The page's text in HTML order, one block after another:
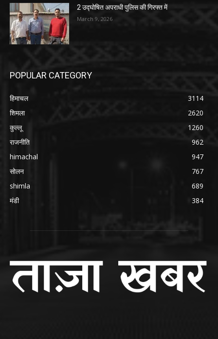
2 उद्घोषित अपराधी पुलिस की गिरफ्त में
March 9, 2026
POPULAR CATEGORY
हिमाचल
3114
शिमला
2620
कुल्लू
1260
राजनीति
962
himachal
947
सोलन
767
shimla
689
मंडी
384